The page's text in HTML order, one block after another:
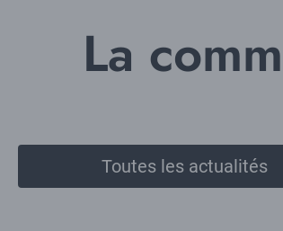
La
Toutes les actualités